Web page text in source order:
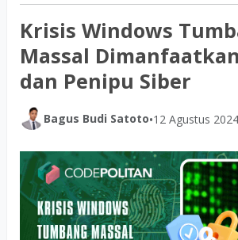
Krisis Windows
Massal
dan Penipu Siber
Bagus Budi Satoto•12 Agustus 2024